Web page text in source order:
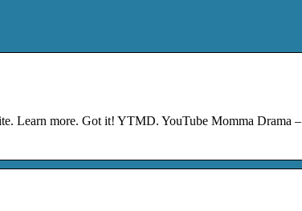
Learn more. Got it! YTMD. YouTube Momma Drama –